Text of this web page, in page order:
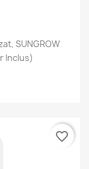
SUNGROW
Inclus)
favorite_border